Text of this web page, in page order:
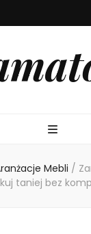
Mebli /
taniej bez